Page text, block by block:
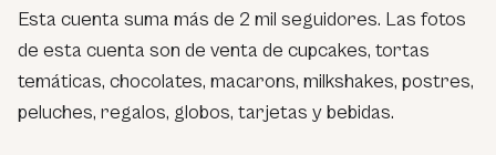
Esta cuenta suma más de 2 mil seguidores. Las fotos
de esta cuenta son de venta de cupcakes, tortas
temáticas, chocolates, macarons, milkshakes, postres,
peluches, regalos, globos, tarjetas y bebidas.